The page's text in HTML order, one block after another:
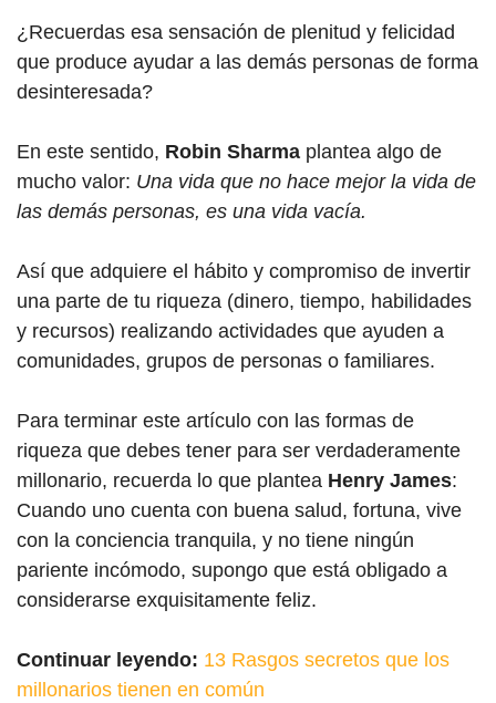
¿Recuerdas esa sensación de plenitud y felicidad
que produce ayudar a las demás personas de forma
desinteresada?
En este sentido, Robin Sharma plantea algo de
mucho valor: Una vida que no hace mejor la vida de
las demás personas, es una vida vacía.
Así que adquiere el hábito y compromiso de invertir
una parte de tu riqueza (dinero, tiempo, habilidades
y recursos) realizando actividades que ayuden a
comunidades, grupos de personas o familiares.
Para terminar este artículo con las formas de
riqueza que debes tener para ser verdaderamente
millonario, recuerda lo que plantea Henry James:
Cuando uno cuenta con buena salud, fortuna, vive
con la conciencia tranquila, y no tiene ningún
pariente incómodo, supongo que está obligado a
considerarse exquisitamente feliz.
Continuar leyendo: 13 Rasgos secretos que los
millonarios tienen en común